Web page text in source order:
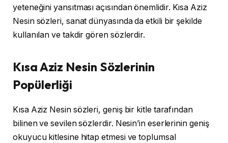
yeteneğini yansıtması açısından önemlidir. Kısa Aziz
Nesin sözleri, sanat dünyasında da etkili bir şekilde
kullanılan ve takdir gören sözlerdir.
Kısa Aziz Nesin Sözlerinin
Popülerliği
Kısa Aziz Nesin sözleri, geniş bir kitle tarafından
bilinen ve sevilen sözlerdir. Nesin’in eserlerinin geniş
okuyucu kitlesine hitap etmesi ve toplumsal